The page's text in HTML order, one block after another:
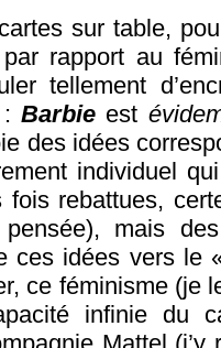
sur table,
rapport au
tellement
:Barbie est
des idées
individuel
fois rebattues,
mais
ces idées vers le
ce féminisme (je
infinie du